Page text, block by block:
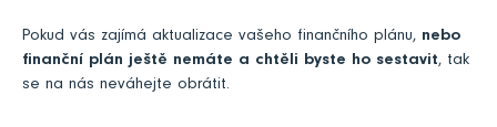
Pokud vás zajímá aktualizace vašeho finančního plánu, nebo
finanční plán ještě nemáte a chtěli byste ho sestavit, tak
se na nás neváhejte obrátit.